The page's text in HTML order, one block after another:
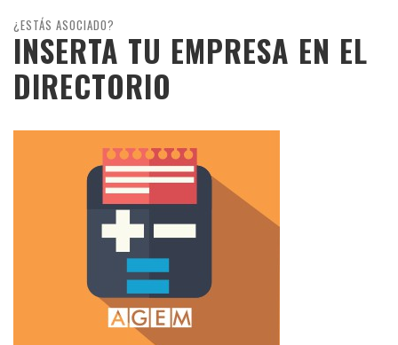
¿ESTÁS ASOCIADO?
INSERTA TU EMPRESA EN EL
DIRECTORIO